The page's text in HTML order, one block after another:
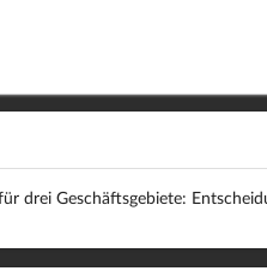
drei Geschäftsgebiete: